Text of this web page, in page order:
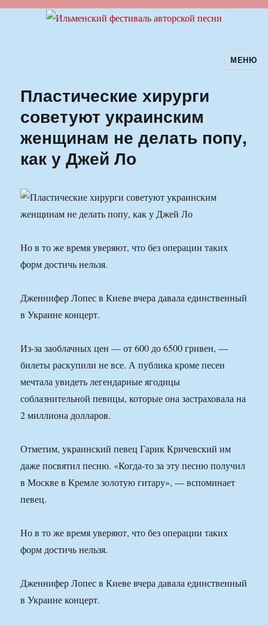
Ильменский фестиваль авторскойМЕНЮ
Пластические хирурги
советуют украинским
женщинам не делать попу,
как у Джей Ло
Но в то же время уверяют, что без операции таких
форм достичь нельзя.
Дженнифер Лопес в Киеве вчера давала единственный
в Украине концерт.
Из-за заоблачных цен — от 600 до 6500 гривен, —
билеты раскупили не все. А публика кроме песен
мечтала увидеть легендарные ягодицы
соблазнительной певицы, которые она застраховала на
2 миллиона долларов.
Отметим, украинский певец Гарик Кричевский им
даже посвятил песню. «Когда-то за эту песню получил
в Москве в Кремле золотую гитару», — вспоминает
певец.
Но в то же время уверяют, что без операции таких
форм достичь нельзя.
Дженнифер Лопес в Киеве вчера давала единственный
в Украине концерт.